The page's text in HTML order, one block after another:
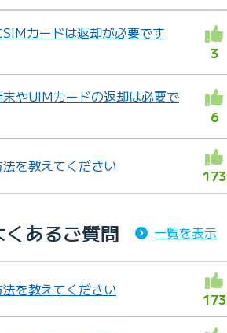
カードは返却が必要です
3
やUIMカードの返却は必要で
6
を教えてください
173
あるご質問 一覧を表示
を教えてください
173